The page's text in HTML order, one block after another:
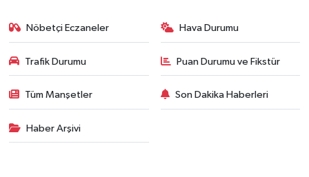
Nöbetçi Eczaneler Hava Durumu
Trafik Durumu Puan Durumu ve Fikstür
Tüm Manşetler Son Dakika Haberleri
Haber Arşivi